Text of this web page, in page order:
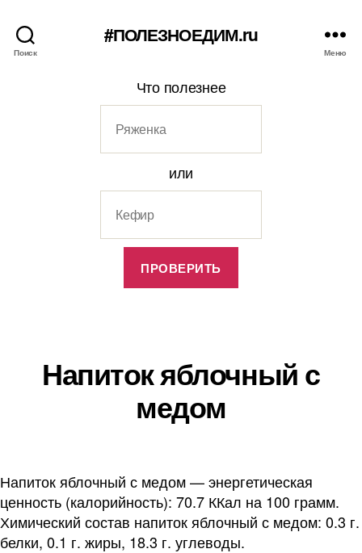
Поиск
#ПОЛЕЗНОЕДИМ.ru
Меню
Что полезнее
или
Напиток яблочный с
медом
Напиток яблочный с медом — энергетическая
ценность (калорийность): 70.7 ККал на 100 грамм.
Химический состав напиток яблочный с медом: 0.3 г.
белки, 0.1 г. жиры, 18.3 г. углеводы.